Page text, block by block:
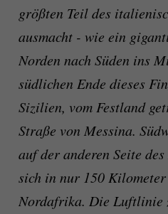
größten Teil des
ausmacht - wie ein
Norden nach Süden ins
südlichen Ende dieses
Sizilien, vom Festland
Straße von Messina.
auf der anderen Seite
sich in nur 150
Nordafrika. Die Luftlinie